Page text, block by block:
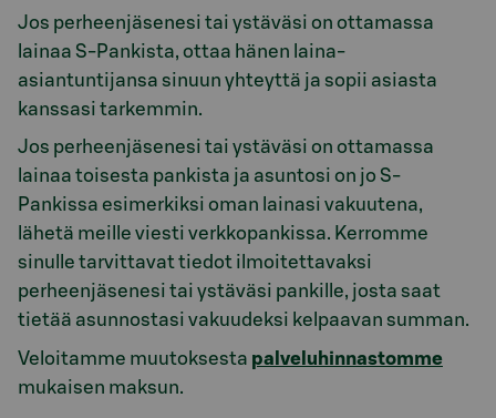
Jos perheenjäsenesi tai ystäväsi on ottamassa
lainaa S-Pankista, ottaa hänen laina-
asiantuntijansa sinuun yhteyttä ja sopii asiasta
kanssasi tarkemmin.
Jos perheenjäsenesi tai ystäväsi on ottamassa
lainaa toisesta pankista ja asuntosi on jo S-
Pankissa esimerkiksi oman lainasi vakuutena,
lähetä meille viesti verkkopankissa. Kerromme
sinulle tarvittavat tiedot ilmoitettavaksi
perheenjäsenesi tai ystäväsi pankille, josta saat
tietää asunnostasi vakuudeksi kelpaavan summan.
Veloitamme muutoksesta palveluhinnastomme
mukaisen maksun.